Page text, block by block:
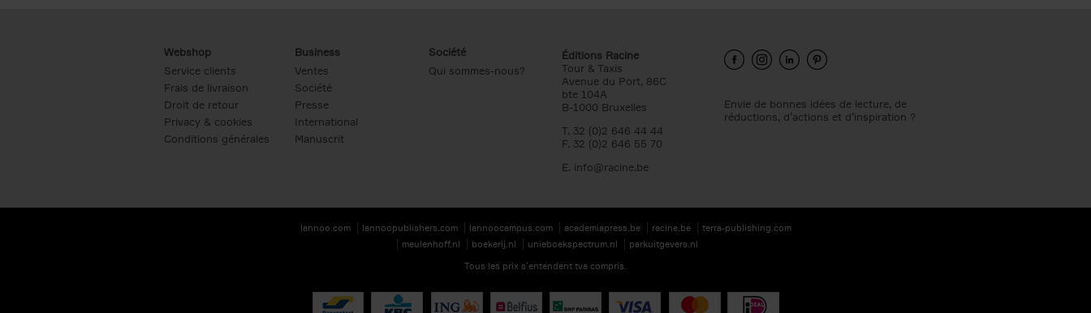
Webshop
Service clients
Frais de livraison
Droit de retour
Privacy & cookies
Conditions générales
Business
Ventes
Société
Presse
International
Manuscrit
Société
Qui sommes-nous?
Éditions Racine
Tour & Taxis
Avenue du Port, 86C
bte 104A
B-1000 Bruxelles
T. 32 (0)2 646 44 44
F. 32 (0)2 646 55 70
E. info@racine.be
Envie de bonnes idées de lecture, de
réductions, d’actions et d’inspiration ?
lannoo.com lannoopublishers.com lannoocampus.com academiapress.be racine.be
terra-publishing.com
meulenhoff.nl
boekerij.nl unieboekspectrum.nl
parkuitgevers.nl
Tous les prix s’entendent tva compris.